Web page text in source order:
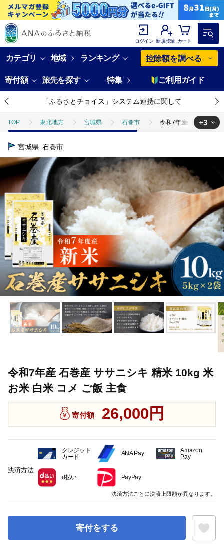
ログイン 新規登録 カート
カテゴリ 地域 ランキング 控除額を調べる
寄付額 旅先を探す 特集 ご利用ガイド
「ふるさとチョイス」システム連携に関して
TOP 東北地方 宮城県 石巻市 令和7年産 石巻産 ササ
TOP
TOP 米・穀物 米 ササニシキ 令和7年産 石巻産 ササ
TOP 米・穀物 米 ほかの米 令和7年産 石巻産 ササ
+3
宮城県 石巻市
令和7年産 石巻産 ササニシキ 精米 10kg 米
お米 白米 コメ ご飯 主食
寄付額 26,000円
寄付をする
決済方法
クレジット
カード
ANA Pay
Amazon
Pay
d払い PayPay
決済方法ごとに決済上限額が異なります。